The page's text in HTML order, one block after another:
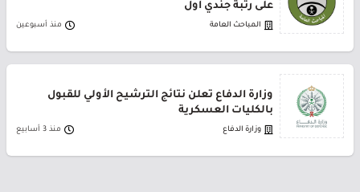
على رتبة جندي أول
المباحث العامة منذ أسبوعين
وزارة الدفاع تعلن نتائج الترشيح الأولي للقبول
بالكليات العسكرية
وزارة الدفاع منذ 3 أسابيع